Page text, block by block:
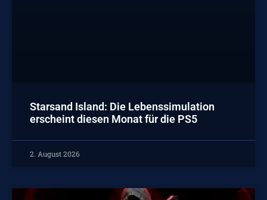
Starsand Island: Die Lebenssimulation
erscheint diesen Monat für die PS5
2. August 2026